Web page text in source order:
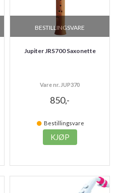
BESTILLINGSVARE
Jupiter JRS700 Saxonette
Vare nr. JUP370
850,-
Bestillingsvare
KJØP